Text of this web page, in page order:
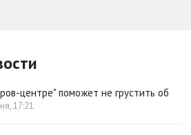
центре" поможет не грустить об
17:21